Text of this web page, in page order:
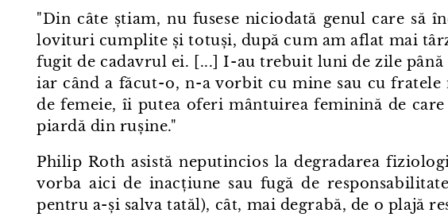
"Din câte știam, nu fusese niciodată genul care să
lovituri cumplite și totuși, după cum am aflat mai
fugit de cadavrul ei. [...] I⁠-⁠au trebuit luni de zile până
iar când a făcut⁠-⁠o, n⁠-⁠a vorbit cu mine sau cu
de femeie, îi putea oferi mântuirea feminină de care
piardă din rușine."
Philip Roth asistă neputincios la degradarea
vorba aici de inacțiune sau fugă de
pentru a-și salva tatăl), cât, mai degrabă, de o plajă